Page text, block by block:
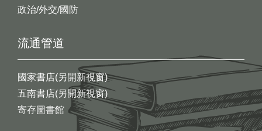
政治/外交/國防
流通管道
國家書店(另開新視窗)
五南書店(另開新視窗)
寄存圖書館